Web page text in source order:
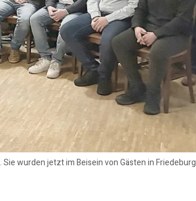
wurden jetzt im Beisein von Gästen in Friedeburg